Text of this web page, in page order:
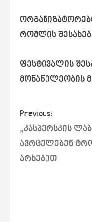
რომლის
ფესტივალის
მონაწილეობის
P
o
s
Previous:
„კასპერსკის
ავრცელებენ
არხებით